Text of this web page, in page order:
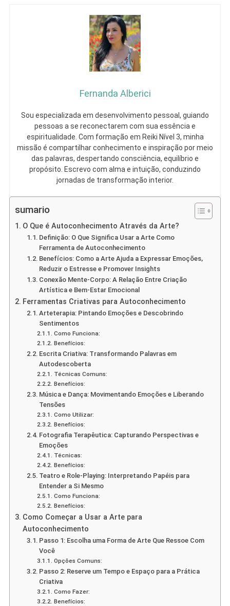
Fernanda Alberici
Sou especializada em desenvolvimento pessoal, guiando
pessoas a se reconectarem com sua essência e
espiritualidade. Com formação em Reiki Nível 3, minha
missão é compartilhar conhecimento e inspiração por meio
das palavras, despertando consciência, equilíbrio e
propósito. Escrevo com alma e intuição, conduzindo
jornadas de transformação interior.
sumario
O Que é Autoconhecimento Através da Arte?
Definição: O Que Significa Usar a Arte Como
Ferramenta de Autoconhecimento
Benefícios: Como a Arte Ajuda a Expressar Emoções,
Reduzir o Estresse e Promover Insights
Conexão Mente-Corpo: A Relação Entre Criação
Artística e Bem-Estar Emocional
Ferramentas Criativas para Autoconhecimento
Arteterapia: Pintando Emoções e Descobrindo
Sentimentos
Como Funciona:
Benefícios:
Escrita Criativa: Transformando Palavras em
Autodescoberta
Técnicas Comuns:
Benefícios:
Música e Dança: Movimentando Emoções e Liberando
Tensões
Como Utilizar:
Benefícios:
Fotografia Terapêutica: Capturando Perspectivas e
Emoções
Técnicas:
Benefícios:
Teatro e Role-Playing: Interpretando Papéis para
Entender a Si Mesmo
Como Funciona:
Benefícios:
Como Começar a Usar a Arte para
Autoconhecimento
Passo 1: Escolha uma Forma de Arte Que Ressoe Com
Você
Opções Comuns:
Passo 2: Reserve um Tempo e Espaço para a Prática
Criativa
Como Fazer:
Benefícios: